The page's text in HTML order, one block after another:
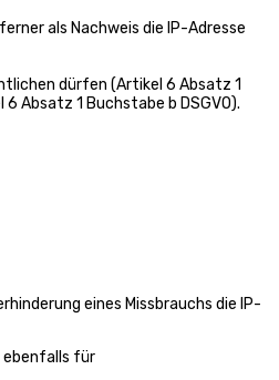
als Nachweis die IP-Adresse
dürfen (Artikel 6 Absatz 1
Absatz 1 Buchstabe b DSGVO).
eines Missbrauchs die IP-
ebenfalls für